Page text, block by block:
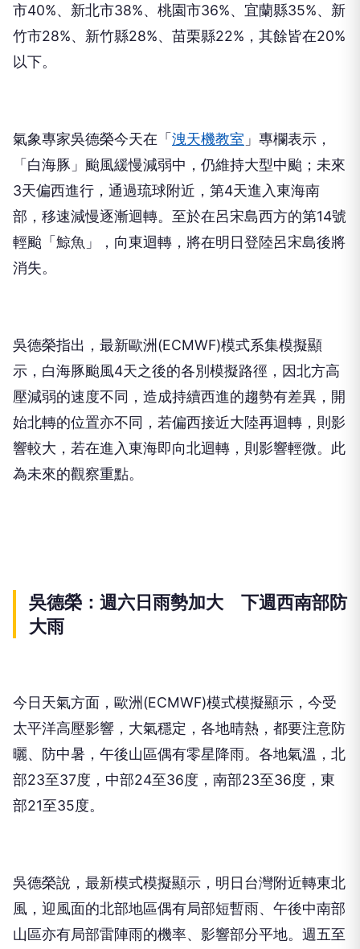
市40%、新北市38%、桃園市36%、宜蘭縣35%、新
竹市28%、新竹縣28%、苗栗縣22%，其餘皆在20%
以下。
氣象專家吳德榮今天在「洩天機教室 」專欄表示，
「白海豚」颱風緩慢減弱中，仍維持大型中颱；未來
3天偏西進行，通過琉球附近，第4天進入東海南
部，移速減慢逐漸迴轉。至於在呂宋島西方的第14號
輕颱「鯨魚」，向東迴轉，將在明日登陸呂宋島後將
消失。
吳德榮指出，最新歐洲(ECMWF)模式系集模擬顯
示，白海豚颱風4天之後的各別模擬路徑，因北方高
壓減弱的速度不同，造成持續西進的趨勢有差異，開
始北轉的位置亦不同，若偏西接近大陸再迴轉，則影
響較大，若在進入東海即向北迴轉，則影響輕微。此
為未來的觀察重點。
吳德榮：週六日雨勢加大 下週西南部防
大雨
今日天氣方面，歐洲(ECMWF)模式模擬顯示，今受
太平洋高壓影響，大氣穩定，各地晴熱，都要注意防
曬、防中暑，午後山區偶有零星降雨。各地氣溫，北
部23至37度，中部24至36度，南部23至36度，東
部21至35度。
吳德榮說，最新模式模擬顯示，明日台灣附近轉東北
風，迎風面的北部地區偶有局部短暫雨、午後中南部
山區亦有局部雷陣雨的機率、影響部分平地。週五至